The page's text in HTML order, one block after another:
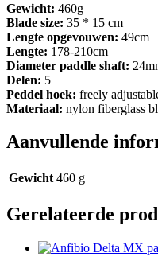
Gewicht: 460g
Blade size: 35 * 15 cm
Lengte opgevouwen: 49cm
Lengte: 178-210cm
Diameter paddle shaft:
Delen: 5
Peddel hoek: freely
Materiaal: nylon fiberglass
Aanvullende
Gewicht 460 g
Gerelateerde